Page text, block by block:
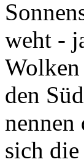
den
sich
mit